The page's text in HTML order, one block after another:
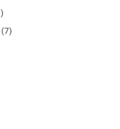
1
producto
77